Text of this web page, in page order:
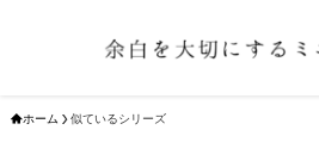
ホーム 似ているシリーズ